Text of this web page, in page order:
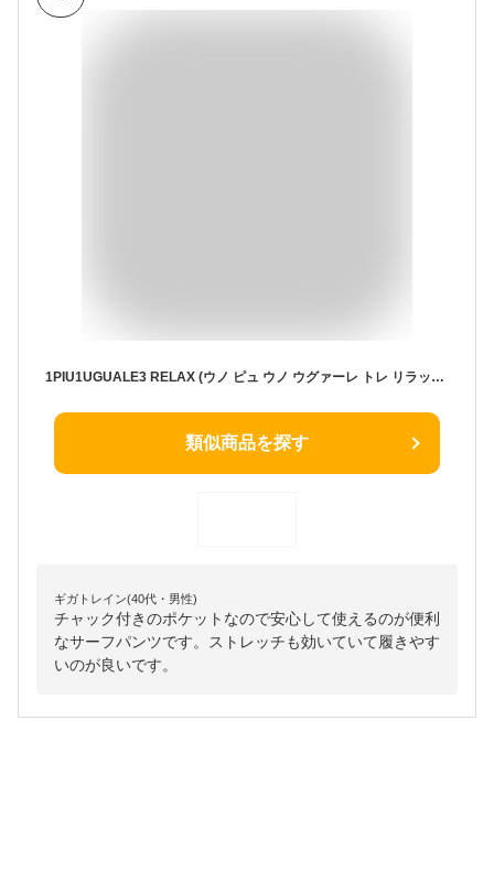
1PIU1UGUALE3 RELAX (ウノ ピュ ウノ ウグァーレ トレ リラックス) ストレッチ 速乾 UVカット ジッパーポケット ラッシュガード ショートパンツ 1PRUSB24011 ブランド メンズ 男性 ボトムス スイムパンツ 水着 プール
類似商品を探す
ギガトレイン(40代・男性)
チャック付きのポケットなので安心して使えるのが便利
なサーフパンツです。ストレッチも効いていて履きやす
いのが良いです。